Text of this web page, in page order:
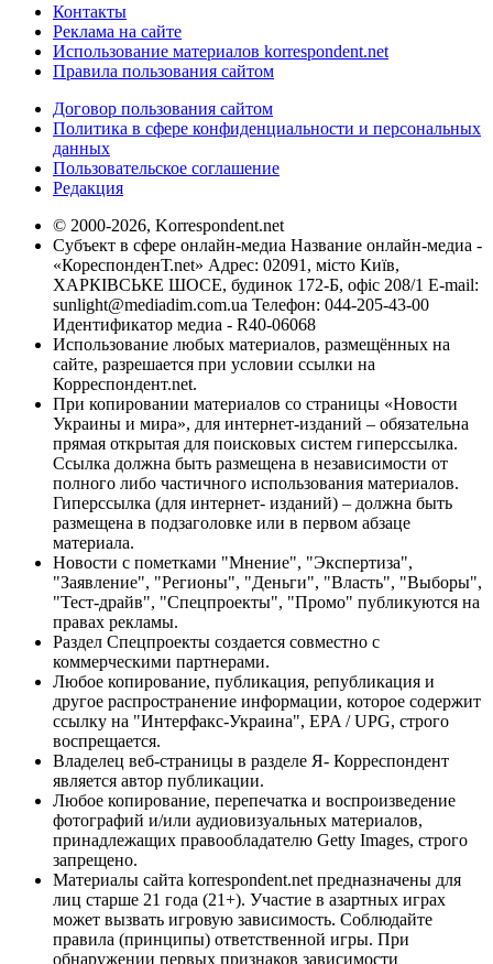
Контакты
Реклама на сайте
Использование материалов korrespondent.net
Правила пользования сайтом
Договор пользования сайтом
Политика в сфере конфиденциальности и персональных
данных
Пользовательское соглашение
Редакция
© 2000-2026, Korrespondent.net
Субъект в сфере онлайн-медиа Название онлайн-медиа -
«КореспонденТ.net» Адрес: 02091, місто Київ,
ХАРКІВСЬКЕ ШОСЕ, будинок 172-Б, офіс 208/1 E-mail:
sunlight@mediadim.com.ua Телефон: 044-205-43-00
Идентификатор медиа - R40-06068
Использование любых материалов, размещённых на
сайте, разрешается при условии ссылки на
Корреспондент.net.
При копировании материалов со страницы «Новости
Украины и мира», для интернет-изданий – обязательна
прямая открытая для поисковых систем гиперссылка.
Ссылка должна быть размещена в независимости от
полного либо частичного использования материалов.
Гиперссылка (для интернет- изданий) – должна быть
размещена в подзаголовке или в первом абзаце
материала.
Новости с пометками "Мнение", "Экспертиза",
"Заявление", "Регионы", "Деньги", "Власть", "Выборы",
"Тест-драйв", "Спецпроекты", "Промо" публикуются на
правах рекламы.
Раздел Спецпроекты создается совместно с
коммерческими партнерами.
Любое копирование, публикация, републикация и
другое распространение информации, которое содержит
ссылку на "Интерфакс-Украина", EPA / UPG, строго
воспрещается.
Владелец веб-страницы в разделе Я- Корреспондент
является автор публикации.
Любое копирование, перепечатка и воспроизведение
фотографий и/или аудиовизуальных материалов,
принадлежащих правообладателю Getty Images, строго
запрещено.
Материалы сайта korrespondent.net предназначены для
лиц старше 21 года (21+). Участие в азартных играх
может вызвать игровую зависимость. Соблюдайте
правила (принципы) ответственной игры. При
обнаружении первых признаков зависимости